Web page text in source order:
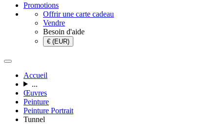
Promotions
Offrir une carte cadeau
Vendre
Besoin d'aide
€ (EUR)
Accueil
...
Œuvres
Peinture
Peinture Portrait
Tunnel